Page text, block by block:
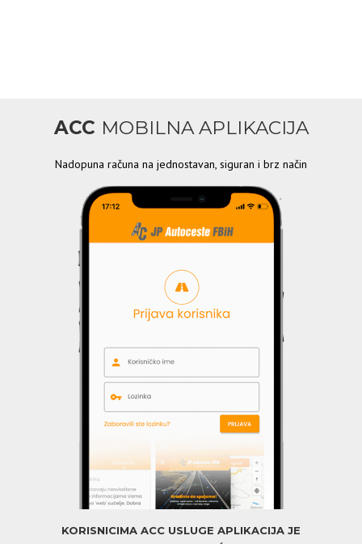
ACC MOBILNA APLIKACIJA
Nadopuna računa na jednostavan, siguran i brz način
KORISNICIMA ACC USLUGE APLIKACIJA JE